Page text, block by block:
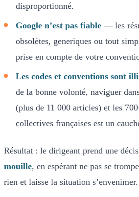
disproportionné.
Google n’est pas fiable — les
obsolètes, generiques ou tout
prise en compte de votre
Les codes et conventions sont
de la bonne volonté, naviguer
(plus de 11 000 articles) et les
collectives françaises est un
Résultat : le dirigeant prend une
mouille, en espérant ne pas se
rien et laisse la situation s’envenimer.